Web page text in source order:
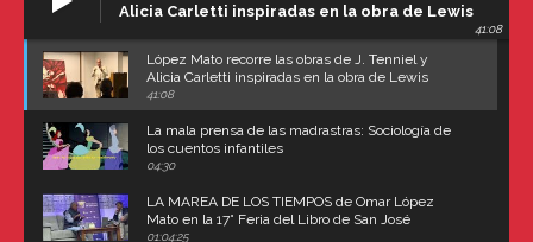
Alicia Carletti inspiradas en la obra de Lewis
41:08
López Mato recorre las obras de J. Tenniel y
Alicia Carletti inspiradas en la obra de Lewis
Carroll
41:08
La mala prensa de las madrastras: Sociología de
los cuentos infantiles
04:30
LA MAREA DE LOS TIEMPOS de Omar López
Mato en la 17° Feria del Libro de San José
(Uruguay)
01:04:25